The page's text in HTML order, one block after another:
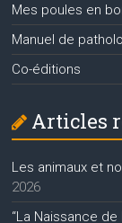
Mes poules en
Manuel de
Co-éditions
Articles
Les animaux et
2026
“La Naissance